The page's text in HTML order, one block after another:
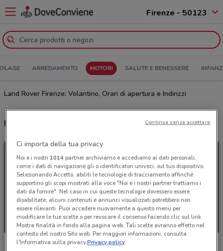
Firenze - 50123
ARREDAMENTO MOTORI SALUTE E BENESSERE
Land Rover Firenze: Volantino, Orari di apertura e Indirizzi
Ultime offerte del volantino Land Rover
Land Rover
Ci importa della tua privacy
Noi e i nostri 1014partner archiviamo e accediamo ai dati personali,
come i dati di navigazione gli o identificatori univoci, sul tuo dispositivo.
Selezionando Accetto, abiliti le tecnologie di tracciamento affinché
supportino gli scopi mostrati alla voce "Noi e i nostri partner trattiamo i
dati da fornire". Nel caso in cui queste tecnologie dovessero essere
disabilitate, alcuni contenuti e annunci visualizzati potrebbero non
essere rilevanti. Puoi accedere nuovamente a questo menu per
modificare le tue scelte o per revocare il consenso facendo clic sul link
Mostra finalità in fondo alla pagina web. Tali scelte avranno effetto nel
contesto del nostro Sito web. Per maggiori informazioni, consulta
l'Informativa sulla privacy.Privacy policy
Continua senza accettare